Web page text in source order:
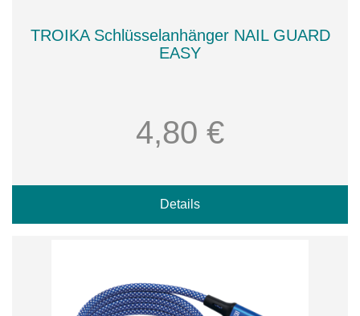
TROIKA Schlüsselanhänger NAIL GUARD
EASY
4,80 €
Details